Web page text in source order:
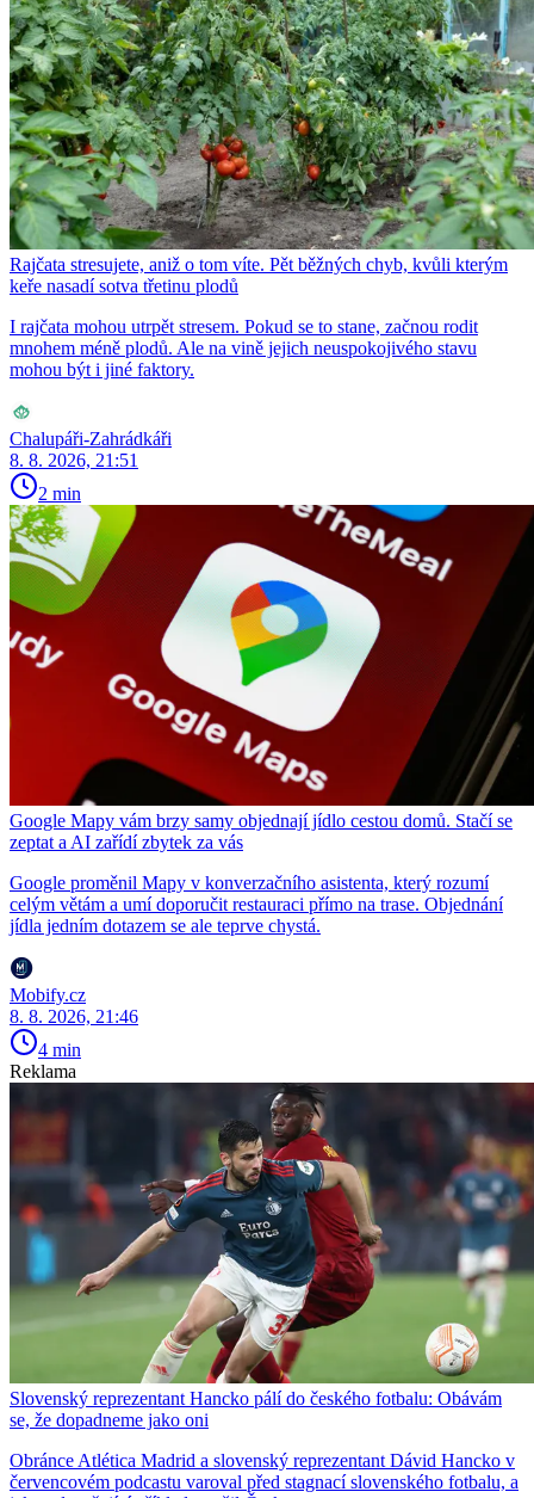
Rajčata stresujete, aniž o tom víte. Pět běžných chyb, kvůli kterým
keře nasadí sotva třetinu plodů
I rajčata mohou utrpět stresem. Pokud se to stane, začnou rodit
mnohem méně plodů. Ale na vině jejich neuspokojivého stavu
mohou být i jiné faktory.
Chalupáři-Zahrádkáři
8. 8. 2026, 21:51
2 min
Google Mapy vám brzy samy objednají jídlo cestou domů. Stačí se
zeptat a AI zařídí zbytek za vás
Google proměnil Mapy v konverzačního asistenta, který rozumí
celým větám a umí doporučit restauraci přímo na trase. Objednání
jídla jedním dotazem se ale teprve chystá.
Mobify.cz
8. 8. 2026, 21:46
4 min
Reklama
Slovenský reprezentant Hancko pálí do českého fotbalu: Obávám
se, že dopadneme jako oni
Obránce Atlética Madrid a slovenský reprezentant Dávid Hancko v
červencovém podcastu varoval před stagnací slovenského fotbalu, a